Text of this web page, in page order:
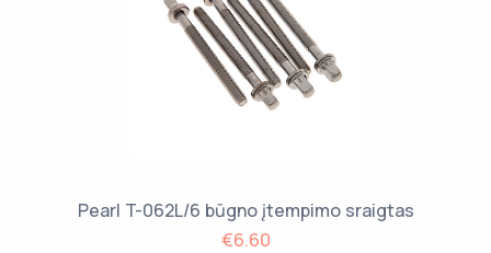
Pearl T-062L/6 būgno įtempimo sraigtas
€6.60